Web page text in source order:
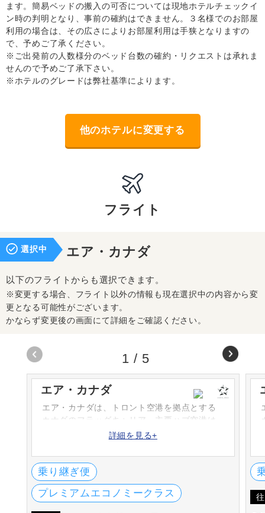
ます。簡易ベッドの搬入の可否については現地ホテルチェックイ
ン時の判明となり、事前の確約はできません。３名様でのお部屋
利用の場合は、その広さによりお部屋利用は手狭となりますの
で、予めご了承ください。
※ご出発前の人数様分のベッド台数の確約・リクエストは承れま
せんので予めご了承下さい。
※ホテルのグレードは弊社基準によります。
他のホテルに変更する
フライト
選択中 エア・カナダ
以下のフライトからも選択できます。
※変更する場合、フライト以外の情報も現在選択中の内容から変
更となる可能性がございます。
かならず変更後の画面にて詳細をご確認ください。
エア・カナダ
エア・カナダは、トロント空港を拠点とする
カナダのフラッグキャリア。主要ハブ空港は
トロントピアソン空港、バンクーバー空港は
便を運航しています。
詳細を見る+
乗り継ぎ便
プレミアムエコノミークラス
1 / 5